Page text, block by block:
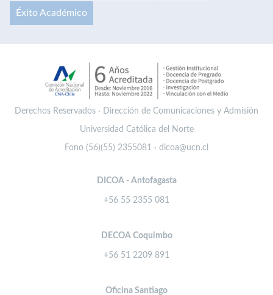
Éxito Académico
Derechos Reservados · Dirección de Comunicaciones y Admisión
Universidad Católica del Norte
Fono (56)(55) 2355081 · dicoa@ucn.cl
DICOA - Antofagasta
+56 55 2355 081
DECOA Coquimbo
+56 51 2209 891
Oficina Santiago